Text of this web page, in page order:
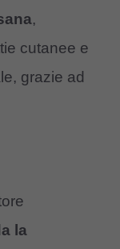
,
cutanee e
grazie ad
la